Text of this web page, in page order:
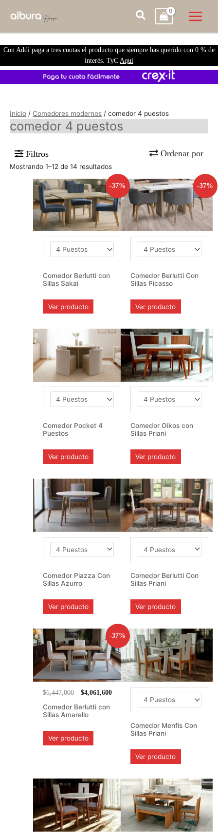
Con Addi paga a tres cuotas el producto que siempre has querido con 0 % de
interés. TyC Aquí
Inicio / Comedores modernos / comedor 4 puestos
comedor 4 puestos
Filtros Ordenar por
Mostrando 1–12 de 14 resultados
-37%
Comedor Berlutti con
Sillas Sakai
Ver producto
-37%
Comedor Berlutti Con
Sillas Picasso
Ver producto
Comedor Pocket 4
Puestos
Ver producto
Comedor Oikos con
Sillas Priani
Ver producto
Comedor Piazza Con
Sillas Azurro
Ver producto
Comedor Berlutti Con
Sillas Priani
Ver producto
-37%
$6,447,000 $4,061,600
Comedor Berlutti con
Sillas Amarello
Ver producto
Comedor Menfis Con
Sillas Priani
Ver producto